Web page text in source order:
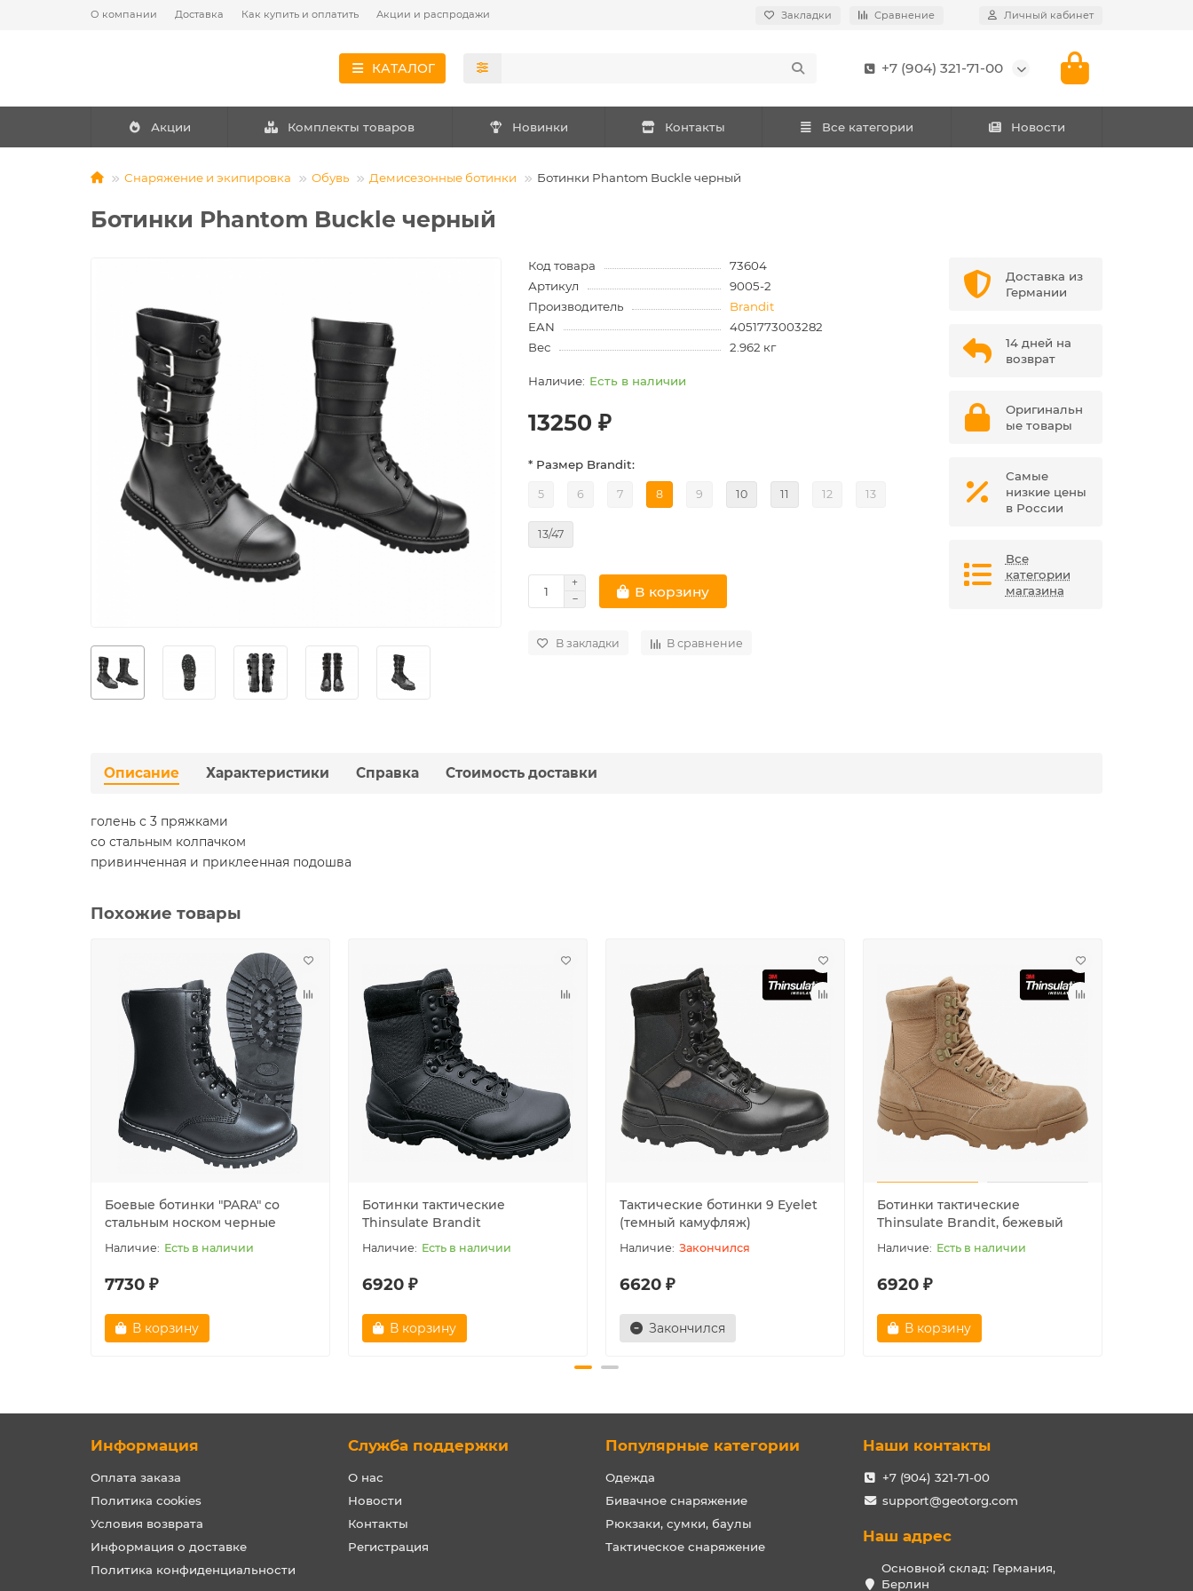
О компании Доставка Как купить и оплатить Акции и распродажи Закладки Сравнение Личный кабинет
КАТАЛОГ +7 (904) 321-71-00
Акции Комплекты товаров Новинки Контакты Все категории Новости
Снаряжение и экипировка Обувь Демисезонные ботинки Ботинки Phantom Buckle черный
Ботинки Phantom Buckle черный
Код товара
73604
Артикул
9005-2
Производитель
Brandit
EAN
4051773003282
Вес
2.962 кг
Есть в наличии
13250 ₽
* Размер Brandit:
5 6 7 8 9 10 11 12 13
13/47
В корзину
В закладки В сравнение
Доставка из
Германии
14 дней на
возврат
Оригинальн
ые товары
Самые
низкие цены
в России
Все
категории
магазина
Описание Характеристики Справка Стоимость доставки
голень с 3 пряжками
со стальным колпачком
привинченная и приклеенная подошва
Похожие товары
Боевые ботинки "PARA" со
стальным носком черные
Есть в наличии
7730 ₽
В корзину
Ботинки тактические
Thinsulate Brandit
Есть в наличии
6920 ₽
В корзину
Тактические ботинки 9 Eyelet
(темный камуфляж)
Закончился
6620 ₽
Закончился
Ботинки тактические
Thinsulate Brandit, бежевый
Есть в наличии
6920 ₽
В корзину
Информация
Оплата заказа
Политика cookies
Условия возврата
Информация о доставке
Политика конфиденциальности
Служба поддержки
О нас
Новости
Контакты
Регистрация
Популярные категории
Одежда
Бивачное снаряжение
Рюкзаки, сумки, баулы
Тактическое снаряжение
Наши контакты
+7 (904) 321-71-00
support@geotorg.com
Наш адрес
Основной склад: Германия,
Берлин